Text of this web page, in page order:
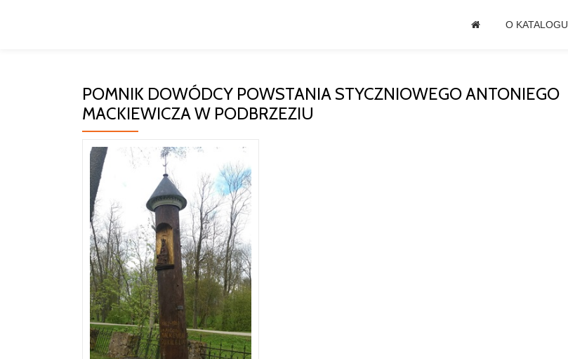
O KATALOGU
POMNIK DOWÓDCY POWSTANIA STYCZNIOWEGO ANTONIEGO
MACKIEWICZA W PODBRZEZIU